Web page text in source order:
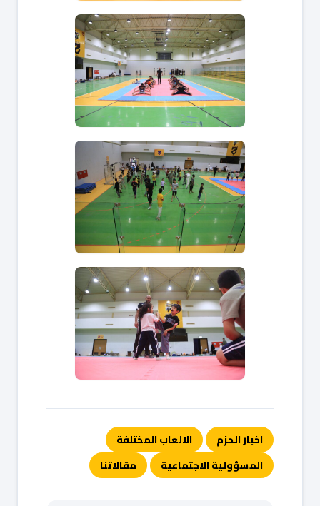
اخبار الحزم
الالعاب المختلفة
المسؤولية الاجتماعية
مقالاتنا